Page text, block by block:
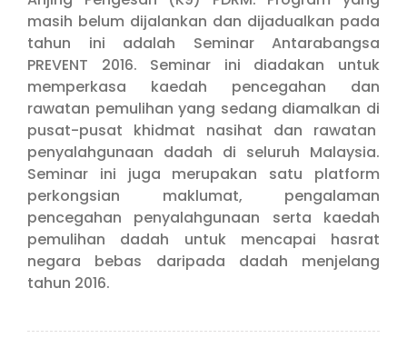
masih belum dijalankan dan dijadualkan pada
tahun ini adalah Seminar Antarabangsa
PREVENT 2016. Seminar ini diadakan untuk
memperkasa kaedah pencegahan dan
rawatan pemulihan yang sedang diamalkan di
pusat-pusat khidmat nasihat dan rawatan
penyalahgunaan dadah di seluruh Malaysia.
Seminar ini juga merupakan satu platform
perkongsian maklumat, pengalaman
pencegahan penyalahgunaan serta kaedah
pemulihan dadah untuk mencapai hasrat
negara bebas daripada dadah menjelang
tahun 2016.